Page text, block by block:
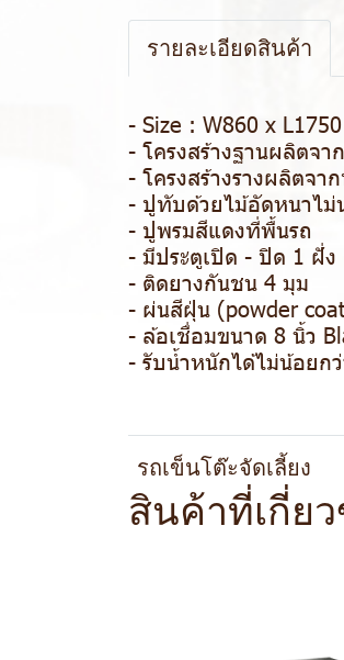
รายละเอียดสินค้า
- Size : W860 x
- โครงสร้างฐานผลิตจ
- โครงสร้างรางผลิตจ
- ปูทับด้วยไม้อัดหนาไม่
- ปูพรมสีแดงที่พื้นรถ
- มีประตูเปิด - ปิด 1 ฝั่ง
- ติดยางกันชน 4 มุม
- ผ่นสีฝุ่น (powder
- ล้อเชื่อมขนาด 8 นิ้ว
- รับน้ำหนักได้ไม่น้อยก
รถเข็นโต๊ะจัดเลี้ยง
สินค้าที่เกี่ย